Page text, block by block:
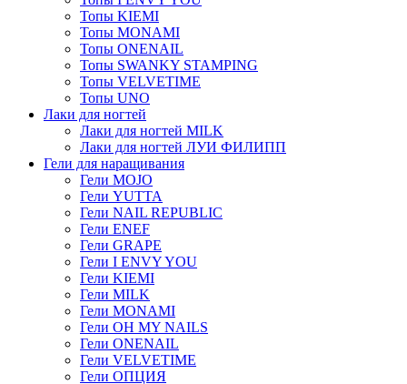
Топы KIEMI
Топы MONAMI
Топы ONENAIL
Топы SWANKY STAMPING
Топы VELVETIME
Топы UNO
Лаки для ногтей
Лаки для ногтей MILK
Лаки для ногтей ЛУИ ФИЛИПП
Гели для наращивания
Гели MOJO
Гели YUTTA
Гели NAIL REPUBLIC
Гели ENEF
Гели GRAPE
Гели I ENVY YOU
Гели KIEMI
Гели MILK
Гели MONAMI
Гели OH MY NAILS
Гели ONENAIL
Гели VELVETIME
Гели ОПЦИЯ